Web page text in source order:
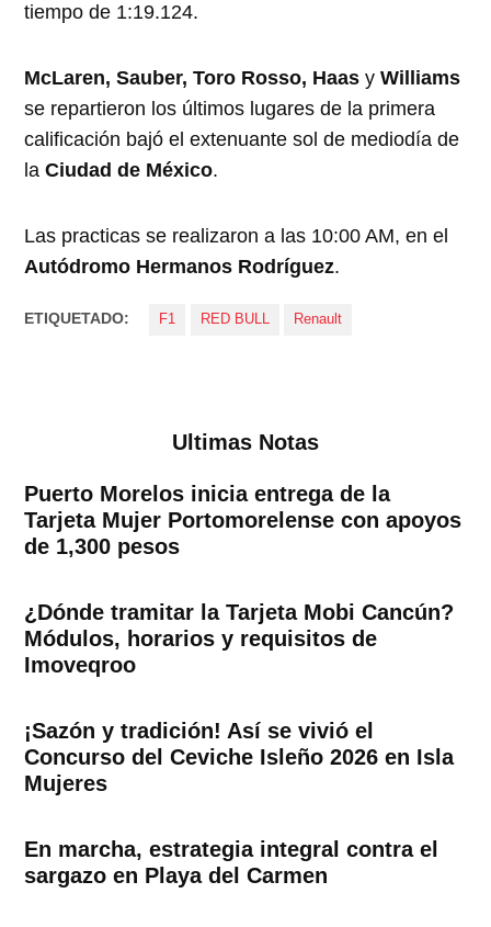
tiempo de 1:19.124.
McLaren, Sauber, Toro Rosso, Haas yWilliams
se repartieron los últimos lugares de la primera
calificación bajó el extenuante sol de mediodía de
laCiudad de México.
Las practicas se realizaron a las 10:00 AM, en el
Autódromo Hermanos Rodríguez.
ETIQUETADO: F1 RED BULL Renault
Ultimas Notas
Puerto Morelos inicia entrega de la
Tarjeta Mujer Portomorelense con apoyos
de 1,300 pesos
¿Dónde tramitar la Tarjeta Mobi Cancún?
Módulos, horarios y requisitos de
Imoveqroo
¡Sazón y tradición! Así se vivió el
Concurso del Ceviche Isleño 2026 en Isla
Mujeres
En marcha, estrategia integral contra el
sargazo en Playa del Carmen